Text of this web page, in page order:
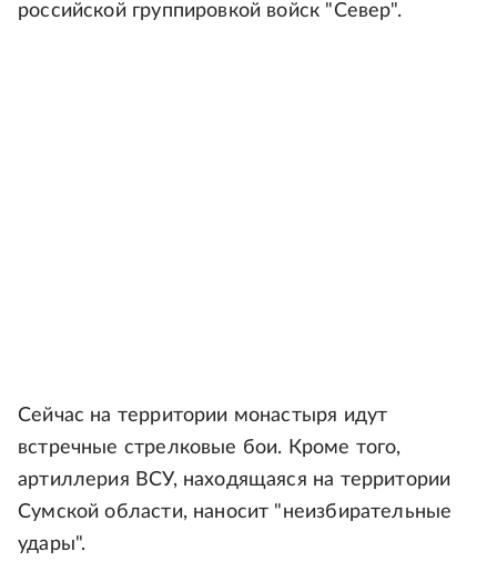
российской группировкой войск "Север".
Сейчас на территории монастыря идут
встречные стрелковые бои. Кроме того,
артиллерия ВСУ, находящаяся на территории
Сумской области, наносит "неизбирательные
удары".